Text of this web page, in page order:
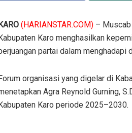
(HARIANSTAR.COM) – Muscab
Karo menghasilkan
partai dalam menghadapi
organisasi yang digelar di
Agra Reynold Gurning,
Karo periode 2025–2030.